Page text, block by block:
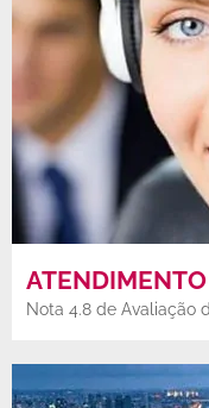
Nota 4.8 de Avaliação